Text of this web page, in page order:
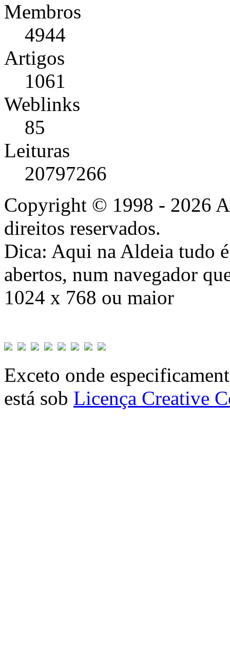
Membros
4944
Artigos
1061
Weblinks
85
Leituras
20797266
Copyright © 1998 - 2026
direitos reservados.
Dica: Aqui na Aldeia tudo
abertos, num navegador
1024 x 768 ou maior
Exceto onde
está sob Licença Creative